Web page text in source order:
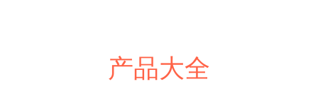
产品大全